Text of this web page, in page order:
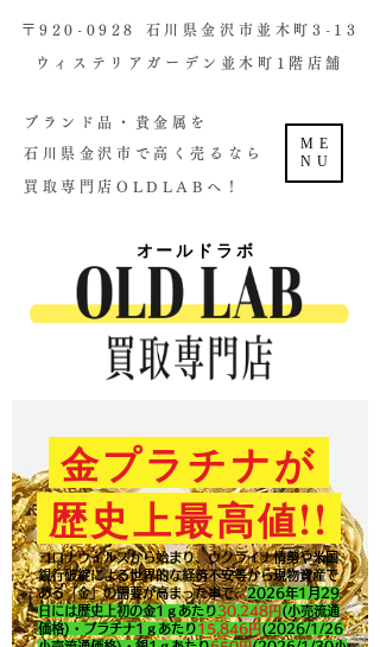
ME
NU
金プラチナが
歴史上最高値!!
コロナウイルスから始まり、ウクライナ情勢や米国
銀行破綻による世界的な経済不安等から現物資産で
ある「金」の需要が高まった事で、2026年1月29
日には歴史上初の金1ｇあたり30,248円 (小売流通
価格)・プラチナ1ｇあたり15,846円 (2026/1/26
​〒920-0928 石川県金沢市並木町3-13
ウィステリアガーデン並木町1階店舗​
ブランド品・貴金属を
石川県金沢市で高く売るなら
買取専門店OLDLABへ！
オールドラボ